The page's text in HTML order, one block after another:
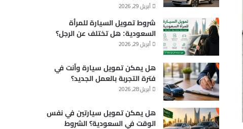
أبريل 29, 2026
شروط تمويل السيارة للمرأة
السعودية: هل تختلف عن الرجل؟
أبريل 29, 2026
هل يمكن تمويل سيارة وأنت في
فترة التجربة بالعمل الجديد؟
أبريل 28, 2026
هل يمكن تمويل سيارتين في نفس
الوقت في السعودية؟ الشروط